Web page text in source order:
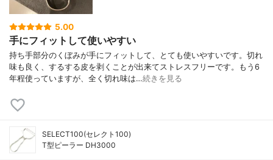
5.00
手にフィットして使いやすい
持ち手部分のくぼみが手にフィットして、とても使いやすいです。切れ
味も良く、するする皮を剥くことが出来てストレスフリーです。もう6
年程使っていますが、全く切れ味は…続きを見る
SELECT100(セレクト100)
T型ピーラー DH3000